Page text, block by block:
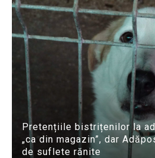
Pretențiile bistrițenilor la
„ca din magazin”, dar
de suflete rănite